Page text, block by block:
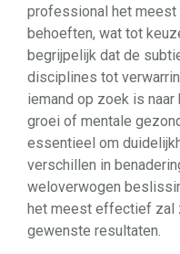
professional het
behoeften, wat tot
begrijpelijk dat de
disciplines tot
iemand op zoek is
groei of mentale
essentieel om
verschillen in
weloverwogen
het meest effectief zal
gewenste resultaten.